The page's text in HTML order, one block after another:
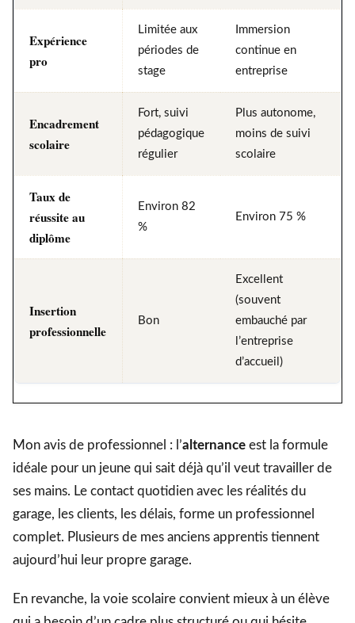
Expérience
pro
Limitée aux
périodes de
stage
Immersion
continue en
entreprise
Encadrement
scolaire
Fort, suivi
pédagogique
régulier
Plus autonome,
moins de suivi
scolaire
Taux de
réussite au
diplôme
Environ 82
%
Environ 75 %
Insertion
professionnelle
Bon
Excellent
(souvent
embauché par
l’entreprise
d’accueil)
Mon avis de professionnel : l’alternance est la formule
idéale pour un jeune qui sait déjà qu’il veut travailler de
ses mains. Le contact quotidien avec les réalités du
garage, les clients, les délais, forme un professionnel
complet. Plusieurs de mes anciens apprentis tiennent
aujourd’hui leur propre garage.
En revanche, la voie scolaire convient mieux à un élève